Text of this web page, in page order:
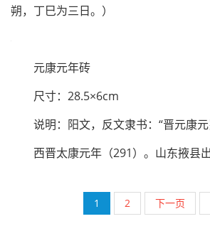
尺寸：26×4.5cm
说明：阳文，隶书：“太康六年八月
西晋太康六年（285）八月一日。
朔，丁巳为三日。）